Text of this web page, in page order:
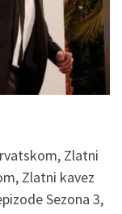
Zlatni
Zlatni kavez
Sezona 3,